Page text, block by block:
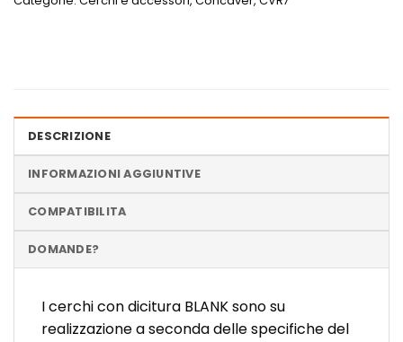
DESCRIZIONE
INFORMAZIONI AGGIUNTIVE
COMPATIBILITA
DOMANDE?
I cerchi con dicitura BLANK sono su
realizzazione a seconda delle specifiche del